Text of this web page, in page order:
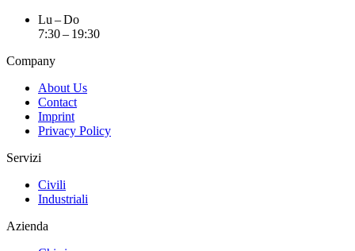
Lu – Do
7:30 – 19:30
Company
About Us
Contact
Imprint
Privacy Policy
Servizi
Civili
Industriali
Azienda